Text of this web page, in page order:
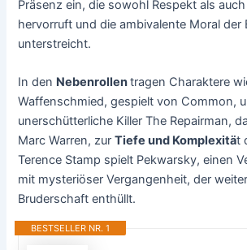
Präsenz ein, die sowohl Respekt als
hervorruft und die ambivalente Moral der
unterstreicht.
In den Nebenrollentragen Charaktere
Waffenschmied, gespielt von Common,
unerschütterliche Killer The Repairman,
Marc Warren, zurTiefe und Komplexität
Terence Stamp spielt Pekwarsky, einen
mit mysteriöser Vergangenheit, der
Bruderschaft enthüllt.
BESTSELLER NR. 1